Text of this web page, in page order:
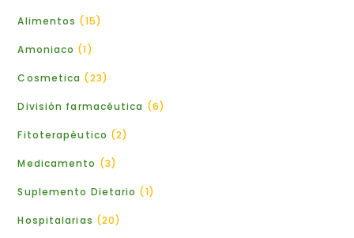
Alimentos 15
Amoniaco 1
Cosmetica 23
División farmacéutica 6
Fitoterapèutico 2
Medicamento 3
Suplemento Dietario 1
Hospitalarias 20